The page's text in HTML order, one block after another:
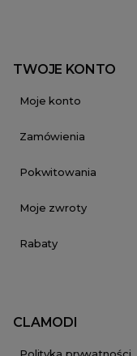
TWOJE KONTO
Moje konto
Zamówienia
Pokwitowania
Moje zwroty
Rabaty
CLAMODI
Polityka prywatności